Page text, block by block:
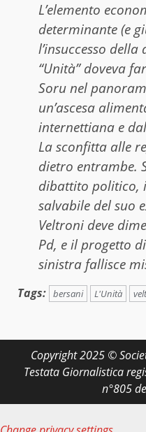
L’elemento
determinante (e
l’insuccesso della
“Unità” doveva
Soru nel
un’ascesa
internettiana e
La sconfitta alle
dietro entrambe.
dibattito politico,
salvabile del suo
Veltroni deve
Pd, e il progetto
sinistra fallisce
Tags: bersani L'Unità
Copyright 2025 ©
Testata Giornalistica
n°805